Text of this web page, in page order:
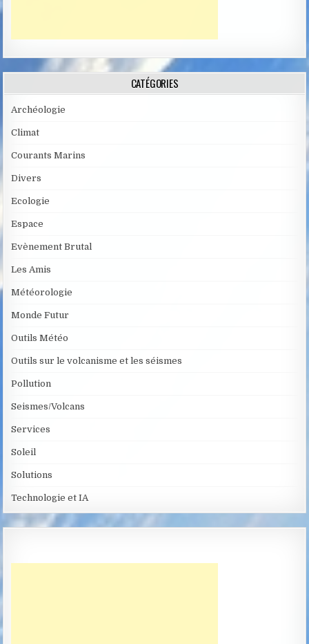
CATÉGORIES
Archéologie
Climat
Courants Marins
Divers
Ecologie
Espace
Evènement Brutal
Les Amis
Météorologie
Monde Futur
Outils Météo
Outils sur le volcanisme et les séismes
Pollution
Seismes/Volcans
Services
Soleil
Solutions
Technologie et IA